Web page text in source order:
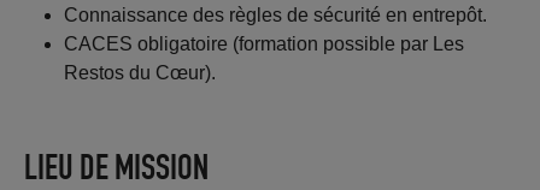
Connaissance des règles de sécurité en entrepôt.
CACES obligatoire (formation possible par Les
Restos du Cœur).
LIEU DE MISSION